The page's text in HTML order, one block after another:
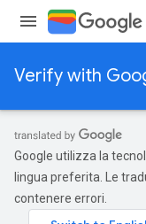
Verify with
Google utilizza la
lingua preferita. Le
contenere errori.